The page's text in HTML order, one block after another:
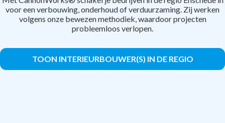
voor een verbouwing, onderhoud of verduurzaming. Zij werken
volgens onze bewezen methodiek, waardoor projecten
probleemloos verlopen.
TOON INTERIEURBOUWER(S) IN DE REGIO